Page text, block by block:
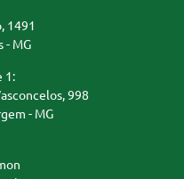
1491
- MG
1:
998
- MG